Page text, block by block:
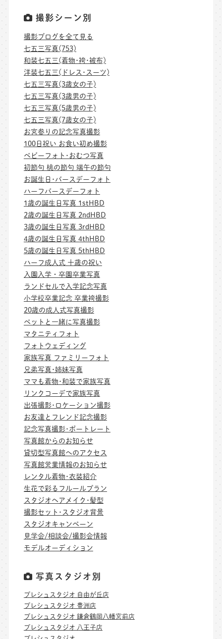
撮影シーン別
撮影ブログを全て見る
七五三写真(753)
和装七五三(着物･袴･被布)
洋装七五三(ドレス･スーツ)
七五三写真(3歳女の子)
七五三写真(3歳男の子)
七五三写真(5歳男の子)
七五三写真(7歳女の子)
お宮参りの記念写真撮影
100日祝い お食い初め撮影
ベビーフォト･おむつ写真
初節句 桃の節句 端午の節句
お誕生日･バースデーフォト
ハーフバースデーフォト
1歳の誕生日写真 1stHBD
2歳の誕生日写真 2ndHBD
3歳の誕生日写真 3rdHBD
4歳の誕生日写真 4thHBD
5歳の誕生日写真 5thHBD
ハーフ成人式 十歳の祝い
入園入学・卒園卒業写真
ランドセルで入学記念写真
小学校卒業記念 卒業袴撮影
20歳の成人式写真撮影
ペットと一緒に写真撮影
マタニティフォト
フォトウェディング
家族写真 ファミリーフォト
兄弟写真･姉妹写真
ママも着物･和装で家族写真
リンクコーデで家族写真
出張撮影･ロケーション撮影
お友達とフレンド記念撮影
記念写真撮影･ポートレート
写真館からのお知らせ
貸切型写真館へのアクセス
写真館営業情報のお知らせ
レンタル着物･衣装紹介
生花で彩るフルールプラン
スタジオヘアメイク･髪型
撮影セット･スタジオ背景
スタジオキャンペーン
見学会/相談会/撮影会情報
モデルオーディション
写真スタジオ別
プレシュスタジオ 自由が丘店
プレシュスタジオ 豊洲店
プレシュスタジオ 鎌倉鶴岡八幡宮前店
プレシュスタジオ 八王子店